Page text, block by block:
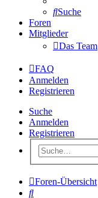
Suche
Foren
Mitglieder
Das Team
FAQ
Anmelden
Registrieren
Suche
Anmelden
Registrieren
Foren-Übersicht
Suche